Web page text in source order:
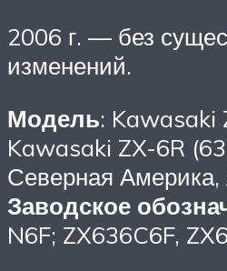
2006 г. — без
изменений.
Модель: Kawasaki
Kawasaki ZX-6R
Северная Америка,
Заводское
N6F; ZX636C6F,